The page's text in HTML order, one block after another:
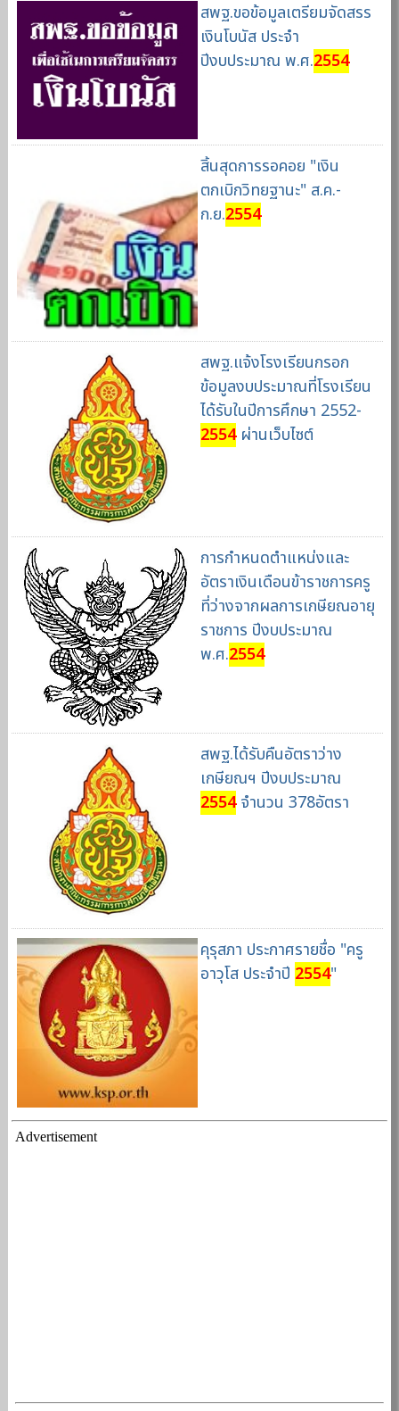
สพฐ.ขอข้อมูลเตรียมจัดสรร
เงินโบนัส ประจำ
ปีงบประมาณ พ.ศ.2554
สิ้นสุดการรอคอย "เงิน
ตกเบิกวิทยฐานะ" ส.ค.-
ก.ย.2554
สพฐ.แจ้งโรงเรียนกรอก
ข้อมูลงบประมาณที่โรงเรียน
ได้รับในปีการศึกษา 2552-
2554ผ่านเว็บไซต์
การกำหนดตำแหน่งและ
อัตราเงินเดือนข้าราชการครู
ที่ว่างจากผลการเกษียณอายุ
ราชการ ปีงบประมาณ
พ.ศ.2554
สพฐ.ได้รับคืนอัตราว่าง
เกษียณฯ ปีงบประมาณ
2554จำนวน 378อัตรา
คุรุสภา ประกาศรายชื่อ "ครู
อาวุโส ประจำปี 2554"
Advertisement